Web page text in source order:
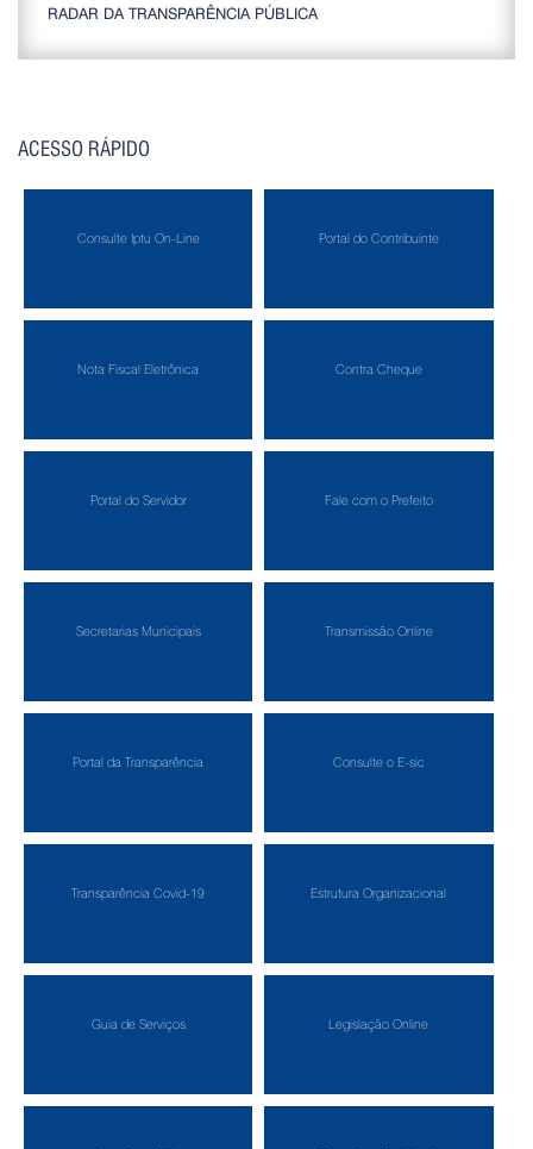
RADAR DA TRANSPARÊNCIA PÚBLICA
ACESSO RÁPIDO
Consulte Iptu On-Line Portal do Contribuinte
Nota Fiscal Eletrônica Contra Cheque
Portal do Servidor Fale com o Prefeito
Secretarias Municipais Transmissão Online
Portal da Transparência Consulte o E-sic
Transparência Covid-19 Estrutura Organizacional
Guia de Serviços Legislação Online